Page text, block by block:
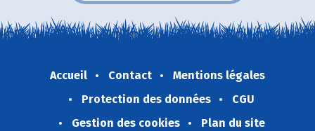
Accueil Contact
Mentions légales
Protection des données
CGU
Gestion des cookies
Plan du site